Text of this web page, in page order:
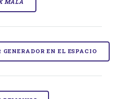
MALA
EN EL ESPACIO